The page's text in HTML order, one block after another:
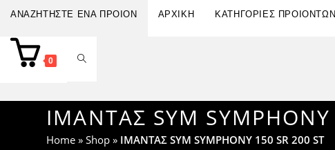
ΑΝΑΖΗΤΉΣΤΕ ΈΝΑ ΠΡΟΊΟΝ
Search
for: ΑΡΧΙΚΉ ΚΑΤΗΓΟΡΙΕΣ ΠΡΟΙΟΝΤΩΝ
0 TOGGLE
WEBSITE
ΙΜΑΝΤΑΣ SYM
Home »Shop » ΙΜΑΝΤΑΣ SYM SYMPHONY 150 SR 200 ST